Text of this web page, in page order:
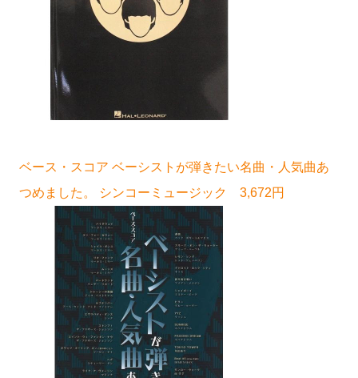
ベース・スコア ベーシストが弾きたい名曲・人気曲あ
つめました。 シンコーミュージック 3,672円